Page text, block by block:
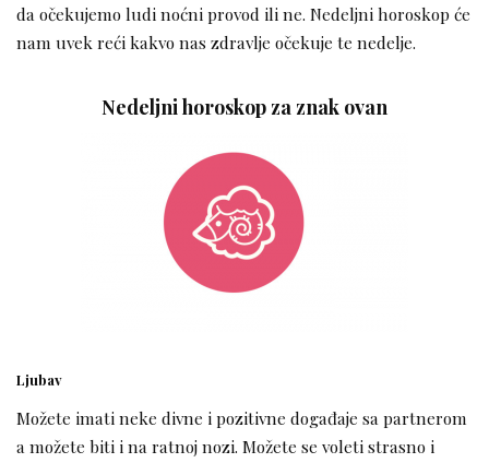
da očekujemo ludi noćni provod ili ne. Nedeljni horoskop će
nam uvek reći kakvo nas zdravlje očekuje te nedelje.
Nedeljni horoskop za znak ovan
Ljubav
Možete imati neke divne i pozitivne događaje sa partnerom
a možete biti i na ratnoj nozi. Možete se voleti strasno i